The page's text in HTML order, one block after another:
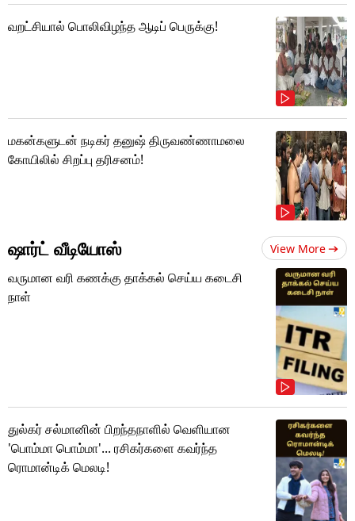
வறட்சியால் பொலிவிழந்த ஆடிப் பெருக்கு!
மகன்களுடன் நடிகர் தனுஷ் திருவண்ணாமலை
கோயிலில் சிறப்பு தரிசனம்!
ஷார்ட் வீடியோஸ் View More
வருமான வரி கணக்கு தாக்கல் செய்ய கடைசி
நாள்
துல்கர் சல்மானின் பிறந்தநாளில் வெளியான
'பொம்மா பொம்மா'... ரசிகர்களை கவர்ந்த
ரொமான்டிக் மெலடி!